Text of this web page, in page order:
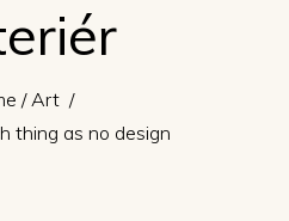
/ Art /
thing as no design